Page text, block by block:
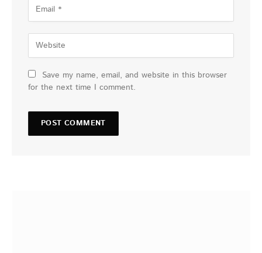
Save my name, email, and website in this browser
for the next time I comment.